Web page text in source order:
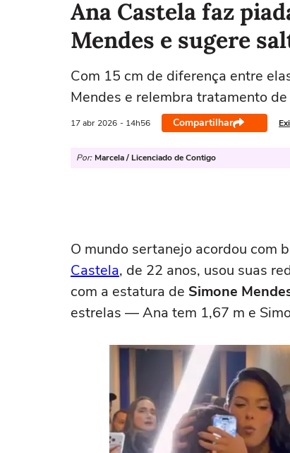
Ana Castela faz
Mendes e sugere
Com 15 cm de diferença entre
Mendes e relembra tratamento
17 abr 2026 - 14h56 Compartilhar
Por: Marcela / Licenciado de Contigo
O mundo sertanejo acordou com
Castela, de 22 anos, usou suas
com a estatura de Simone
estrelas — Ana tem 1,67 m e